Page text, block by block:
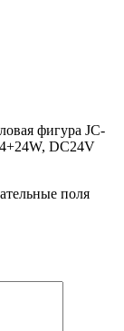
фигура JC-
DC24V
поля